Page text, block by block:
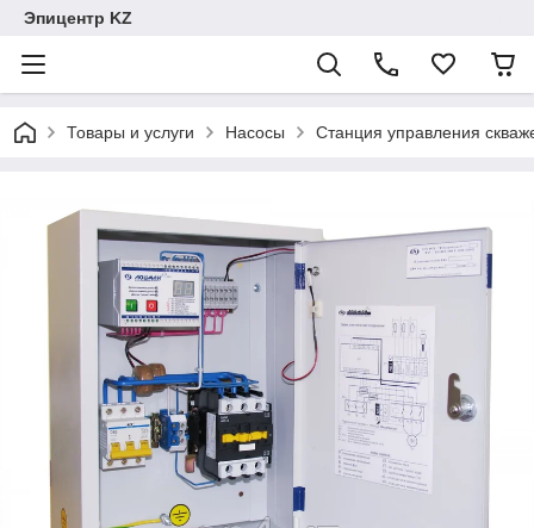
Эпицентр KZ
Товары и услуги Насосы Станция управления